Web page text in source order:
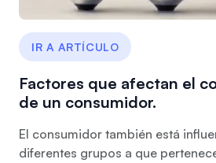
IR A ARTÍCULO
Factores que afectan el
de un consumidor.
El consumidor también está
diferentes grupos a que